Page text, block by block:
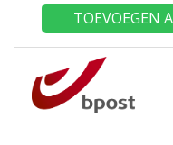
TOEVOEGEN